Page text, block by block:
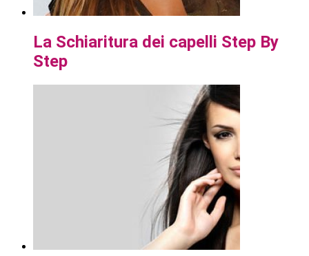
La Schiaritura dei capelli Step By
Step